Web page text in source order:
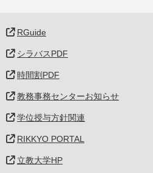
RGuide
シラバスPDF
時間割PDF
教務事務センターお知らせ
学位授与方針関連
RIKKYO PORTAL
立教大学HP